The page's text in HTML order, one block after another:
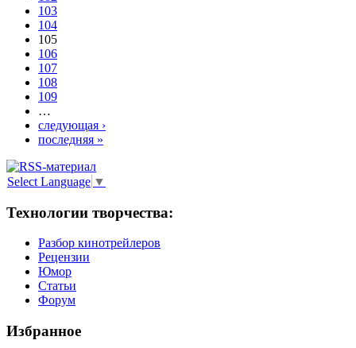
103
104
105
106
107
108
109
…
следующая ›
последняя »
Select Language ▼
Технологии творчества:
Разбор кинотрейлеров
Рецензии
Юмор
Статьи
Форум
Избранное